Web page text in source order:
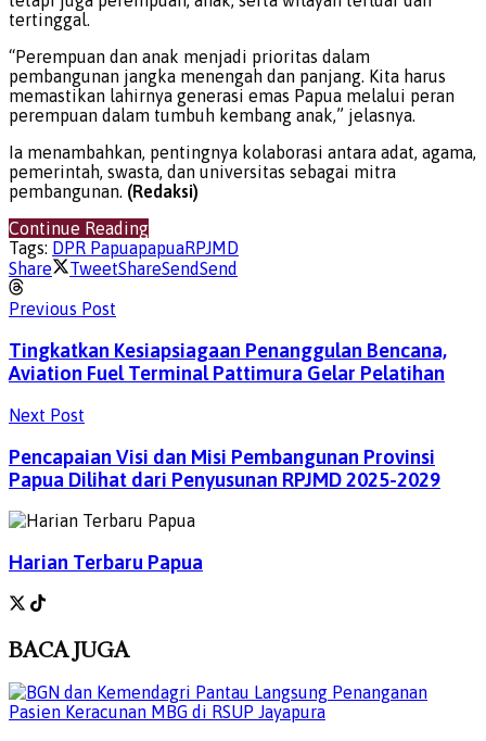
tertinggal.
“Perempuan dan anak menjadi prioritas dalam
pembangunan jangka menengah dan panjang. Kita harus
memastikan lahirnya generasi emas Papua melalui peran
perempuan dalam tumbuh kembang anak,” jelasnya.
Ia menambahkan, pentingnya kolaborasi antara adat, agama,
pemerintah, swasta, dan universitas sebagai mitra
pembangunan. (Redaksi)
Continue Reading
Tags: DPR PapuapapuaRPJMD
Share
TweetShareSendSend
Previous Post
Tingkatkan Kesiapsiagaan Penanggulan Bencana,
Aviation Fuel Terminal Pattimura Gelar Pelatihan
Next Post
Pencapaian Visi dan Misi Pembangunan Provinsi
Papua Dilihat dari Penyusunan RPJMD 2025-2029
Harian Terbaru Papua
BACAJUGA